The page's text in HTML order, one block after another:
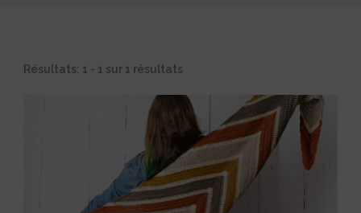
Résultats: 1 - 1 sur 1 résultats